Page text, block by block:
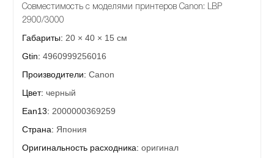
Совместимость с моделями принтеров Canon: LBP
2900/3000
Габариты: 20 × 40 × 15 см
Gtin: 4960999256016
Производители: Canon
Цвет: черный
Ean13: 2000000369259
Страна: Япония
Оригинальность расходника: оригинал